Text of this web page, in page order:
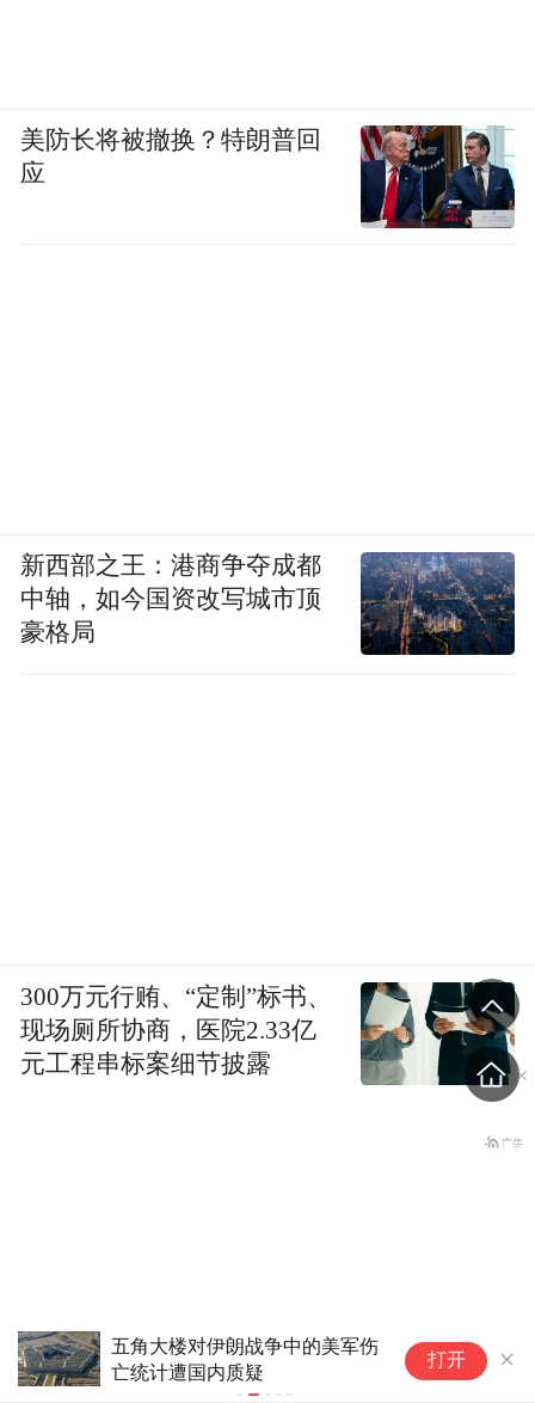
五角大楼对伊朗战争中的美军伤
亡统计遭国内质疑
打开
美防长将被撤换？特朗普回
应
新西部之王：港商争夺成都
中轴，如今国资改写城市顶
豪格局
300万元行贿、“定制”标书、
现场厕所协商，医院2.33亿
元工程串标案细节披露